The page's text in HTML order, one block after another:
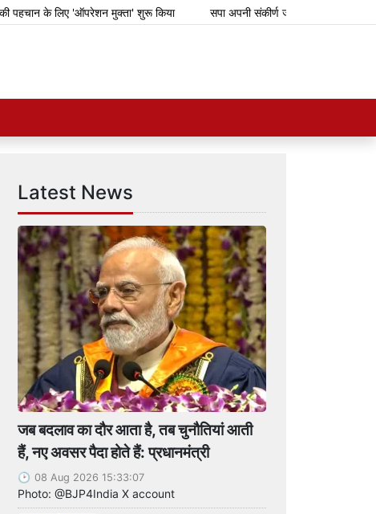
के लिए 'ऑपरेशन मुक्ता' शुरू किया सपा अपनी संकीर्ण जातिवादी राजनीति के लिए
Latest News
जब बदलाव का दौर आता है, तब चुनौतियां आती
हैं, नए अवसर पैदा होते हैं: प्रधानमंत्री
08 Aug 2026 15:33:07
Photo: @BJP4India X account